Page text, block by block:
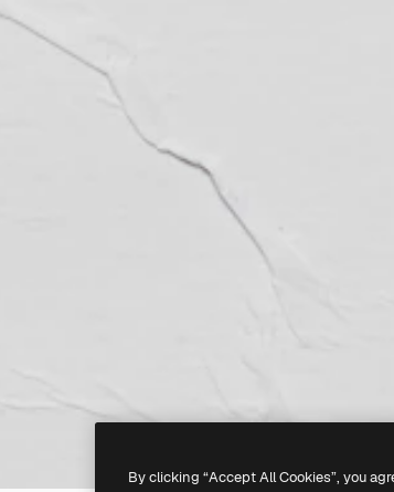
By clicking “Accept All Cookies”, you